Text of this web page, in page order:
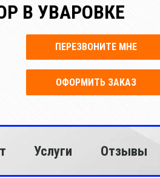
В УВАРОВКЕ
ПЕРЕЗВОНИТЕ МНЕ
ОФОРМИТЬ ЗАКАЗ
Услуги Отзывы